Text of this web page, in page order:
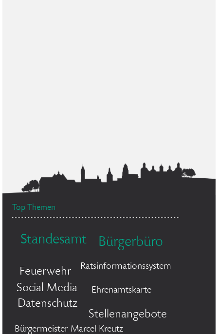
Top Themen
Standesamt Bürgerbüro
Feuerwehr Ratsinformationssystem
Social Media Ehrenamtskarte
Datenschutz
Stellenangebote
Bürgermeister Marcel Kreutz